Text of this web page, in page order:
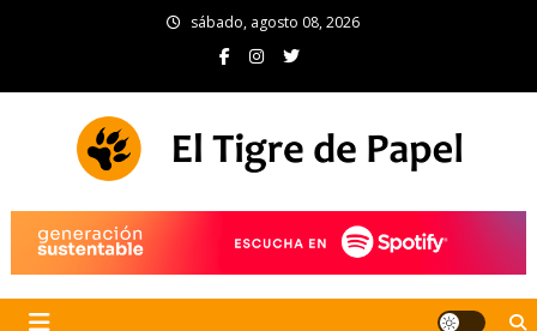
sábado, agosto 08, 2026